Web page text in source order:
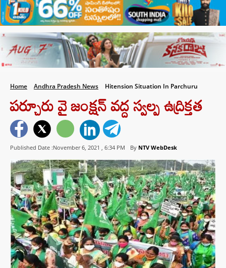
Home Andhra Pradesh News Hitension Situation In Parchuru
పర్చూరు వై జంక్షన్ వద్ద స్వల్ప ఉద్రిక్తత
Published Date :November 6, 2021 , 6:34 PM By NTV WebDesk